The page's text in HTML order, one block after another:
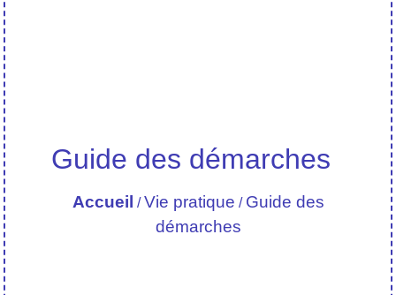
Guide des démarches
Accueil /Vie pratique / Guide des
démarches